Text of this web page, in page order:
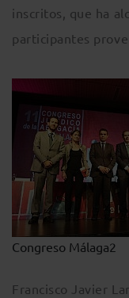
inscritos, que ha
participantes
Congreso Málaga2
Francisco Javier